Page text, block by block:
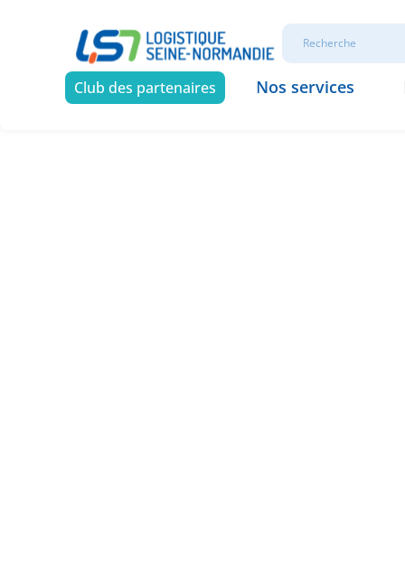
Club des partenaires Nos services